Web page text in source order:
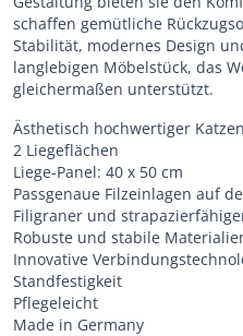
schaffen gemütliche
Stabilität, modernes Design
langlebigen Möbelstück, das
gleichermaßen unterstützt.
Ästhetisch hochwertiger
2 Liegeflächen
Liege-Panel: 40 x 50 cm
Passgenaue Filzeinlagen auf
Filigraner und
Robuste und stabile
Innovative
Standfestigkeit
Pflegeleicht
Made in Germany